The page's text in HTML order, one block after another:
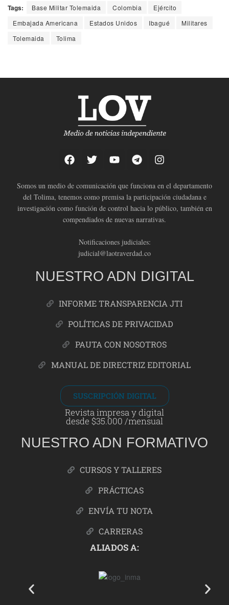
Tags: Base Militar Tolemaida Colombia
Ejército
Embajada Americana
Estados Unidos Ibagué
Militares
Tolemaida
Tolima
Somos un medio de comunicación que funciona en el departamento
del Tolima, tenemos como premisa la participación ciudadana e
investigación como función de control hacia lo público, también en
compendiados de nuevas narrativas.
Notificaciones judiciales:
judicial@laotraverdad.co
NUESTRO ADN DIGITAL
INFORME TRANSPARENCIA JTI
POLÍTICAS DE PRIVACIDAD
PAUTA CON NOSOTROS
MANUAL DE DIRECTRIZ EDITORIAL
SUSCRIPCIÓN DIGITAL
Revista impresa y digital
desde $35.000 /mensual
NUESTRO ADN FORMATIVO
CURSOS Y TALLERES
PRÁCTICAS
ENVÍA TU NOTA
CARRERAS
ALIADOS A: